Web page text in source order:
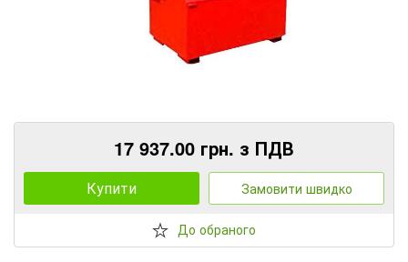
17 937.00 грн. з ПДВ
Купити Замовити швидко
До обраного